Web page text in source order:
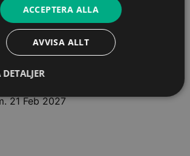
| Compliance | Redovisning
och redovisningskonsulter –
tillsyn
2026 Fåtal platser
21 Feb 2027
ACCEPTERA ALLA
AVVISA ALLT